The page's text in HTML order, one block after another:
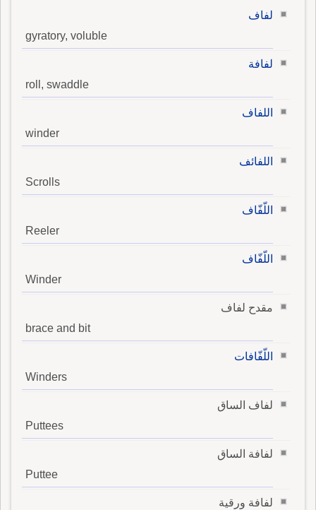
لفاف
gyratory, voluble
لفافة
roll, swaddle
اللفاف
winder
اللفائف
Scrolls
اللّفّاف
Reeler
اللّفّاف
Winder
مقدح لفاف
brace and bit
اللّفّافات
Winders
لفاف الساق
Puttees
لفافة الساق
Puttee
لفافة ورقية